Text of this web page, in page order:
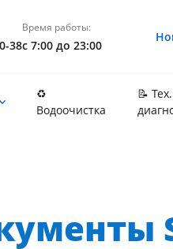
38
Время работы:
с 7:00 до 23:00
♻️
Водоочистка
📝 Тех.